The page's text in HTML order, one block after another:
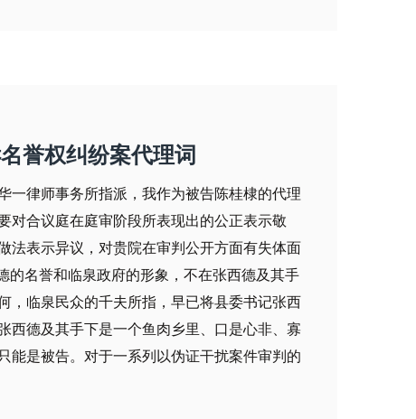
誉权纠纷案代理词
一律师事务所指派，我作为被告陈桂棣的代理
对合议庭在庭审阶段所表现出的公正表示敬
法表示异议，对贵院在审判公开方面有失体面
的名誉和临泉政府的形象，不在张西德及其手
，临泉民众的千夫所指，早已将县委书记张西
西德及其手下是一个鱼肉乡里、口是心非、寡
能是被告。对于一系列以伪证干扰案件审判的